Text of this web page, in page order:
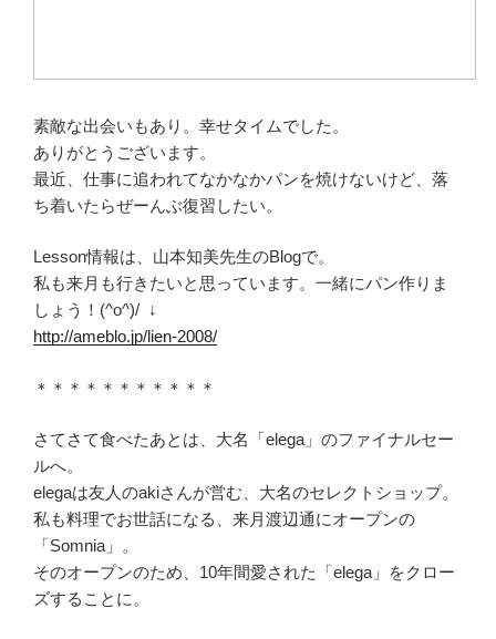
素敵な出会いもあり。幸せタイムでした。
ありがとうございます。
最近、仕事に追われてなかなかパンを焼けないけど、落
ち着いたらぜーんぶ復習したい。
Lesson情報は、山本知美先生のBlogで。
私も来月も行きたいと思っています。一緒にパン作りま
しょう！(^o^)/ ↓
http://ameblo.jp/lien-2008/
＊＊＊＊＊＊＊＊＊＊＊
さてさて食べたあとは、大名「elega」のファイナルセー
ルへ。
elegaは友人のakiさんが営む、大名のセレクトショップ。
私も料理でお世話になる、来月渡辺通にオープンの
「Somnia」。
そのオープンのため、10年間愛された「elega」をクロー
ズすることに。